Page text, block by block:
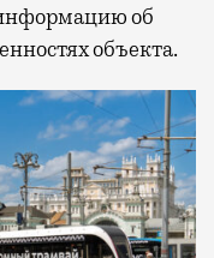
об
объекта.